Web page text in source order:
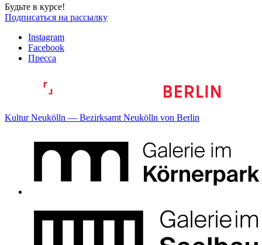
Будьте в курсе!
Подписаться на рассылку
Instagram
Facebook
Пресса
Kultur Neukölln — Bezirksamt Neukölln von Berlin